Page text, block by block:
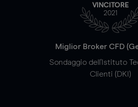
VINCITORE
2021
Miglior Broker CFD
Sondaggio dell'Istituto
Clienti (DKI)